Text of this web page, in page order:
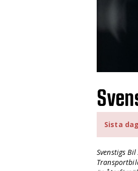
Sista
Svenstigs